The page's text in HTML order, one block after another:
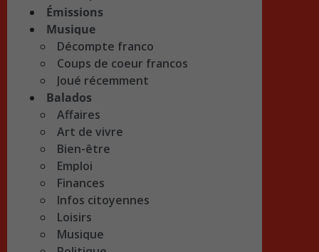
Émissions
Musique
Décompte franco
Coups de coeur francos
Joué récemment
Balados
Affaires
Art de vivre
Bien-être
Emploi
Finances
Infos citoyennes
Loisirs
Musique